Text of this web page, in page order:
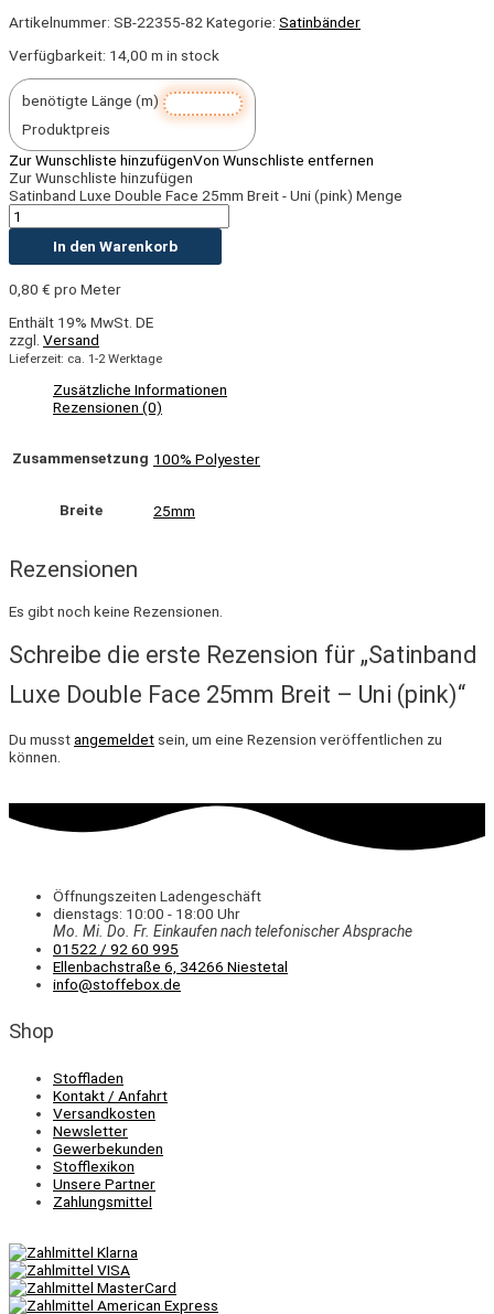
Artikelnummer: SB-22355-82 Kategorie: Satinbänder
Verfügbarkeit: 14,00 m in stock
benötigte Länge (m)
Produktpreis
Zur Wunschliste hinzufügenVon Wunschliste entfernen
Zur Wunschliste hinzufügen
Satinband Luxe Double Face 25mm Breit - Uni (pink) Menge
In den Warenkorb
0,80 € pro Meter
Enthält 19% MwSt. DE
zzgl. Versand
Lieferzeit: ca. 1-2 Werktage
Zusätzliche Informationen
Rezensionen (0)
Zusammensetzung 100% Polyester
Breite 25mm
Rezensionen
Es gibt noch keine Rezensionen.
Schreibe die erste Rezension für „Satinband
Luxe Double Face 25mm Breit – Uni (pink)“
Du musstangemeldet sein, um eine Rezension veröffentlichen zu
können.
Öffnungszeiten Ladengeschäft
dienstags: 10:00 - 18:00 Uhr
Mo. Mi. Do. Fr. Einkaufennach telefonischer Absprache
01522 / 92 60 995
Ellenbachstraße 6, 34266 Niestetal
info@stoffebox.de
Shop
Stoffladen
Kontakt / Anfahrt
Versandkosten
Newsletter
Gewerbekunden
Stofflexikon
Unsere Partner
Zahlungsmittel